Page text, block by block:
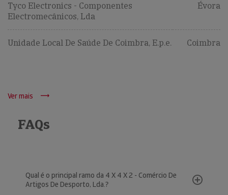
Tyco Electronics - Componentes
Electromecânicos, Lda
Évora
Unidade Local De Saúde De Coimbra, E.p.e. Coimbra
Ver mais
FAQs
Qual é o principal ramo da 4 X 4 X 2 - Comércio De
Artigos De Desporto, Lda.?